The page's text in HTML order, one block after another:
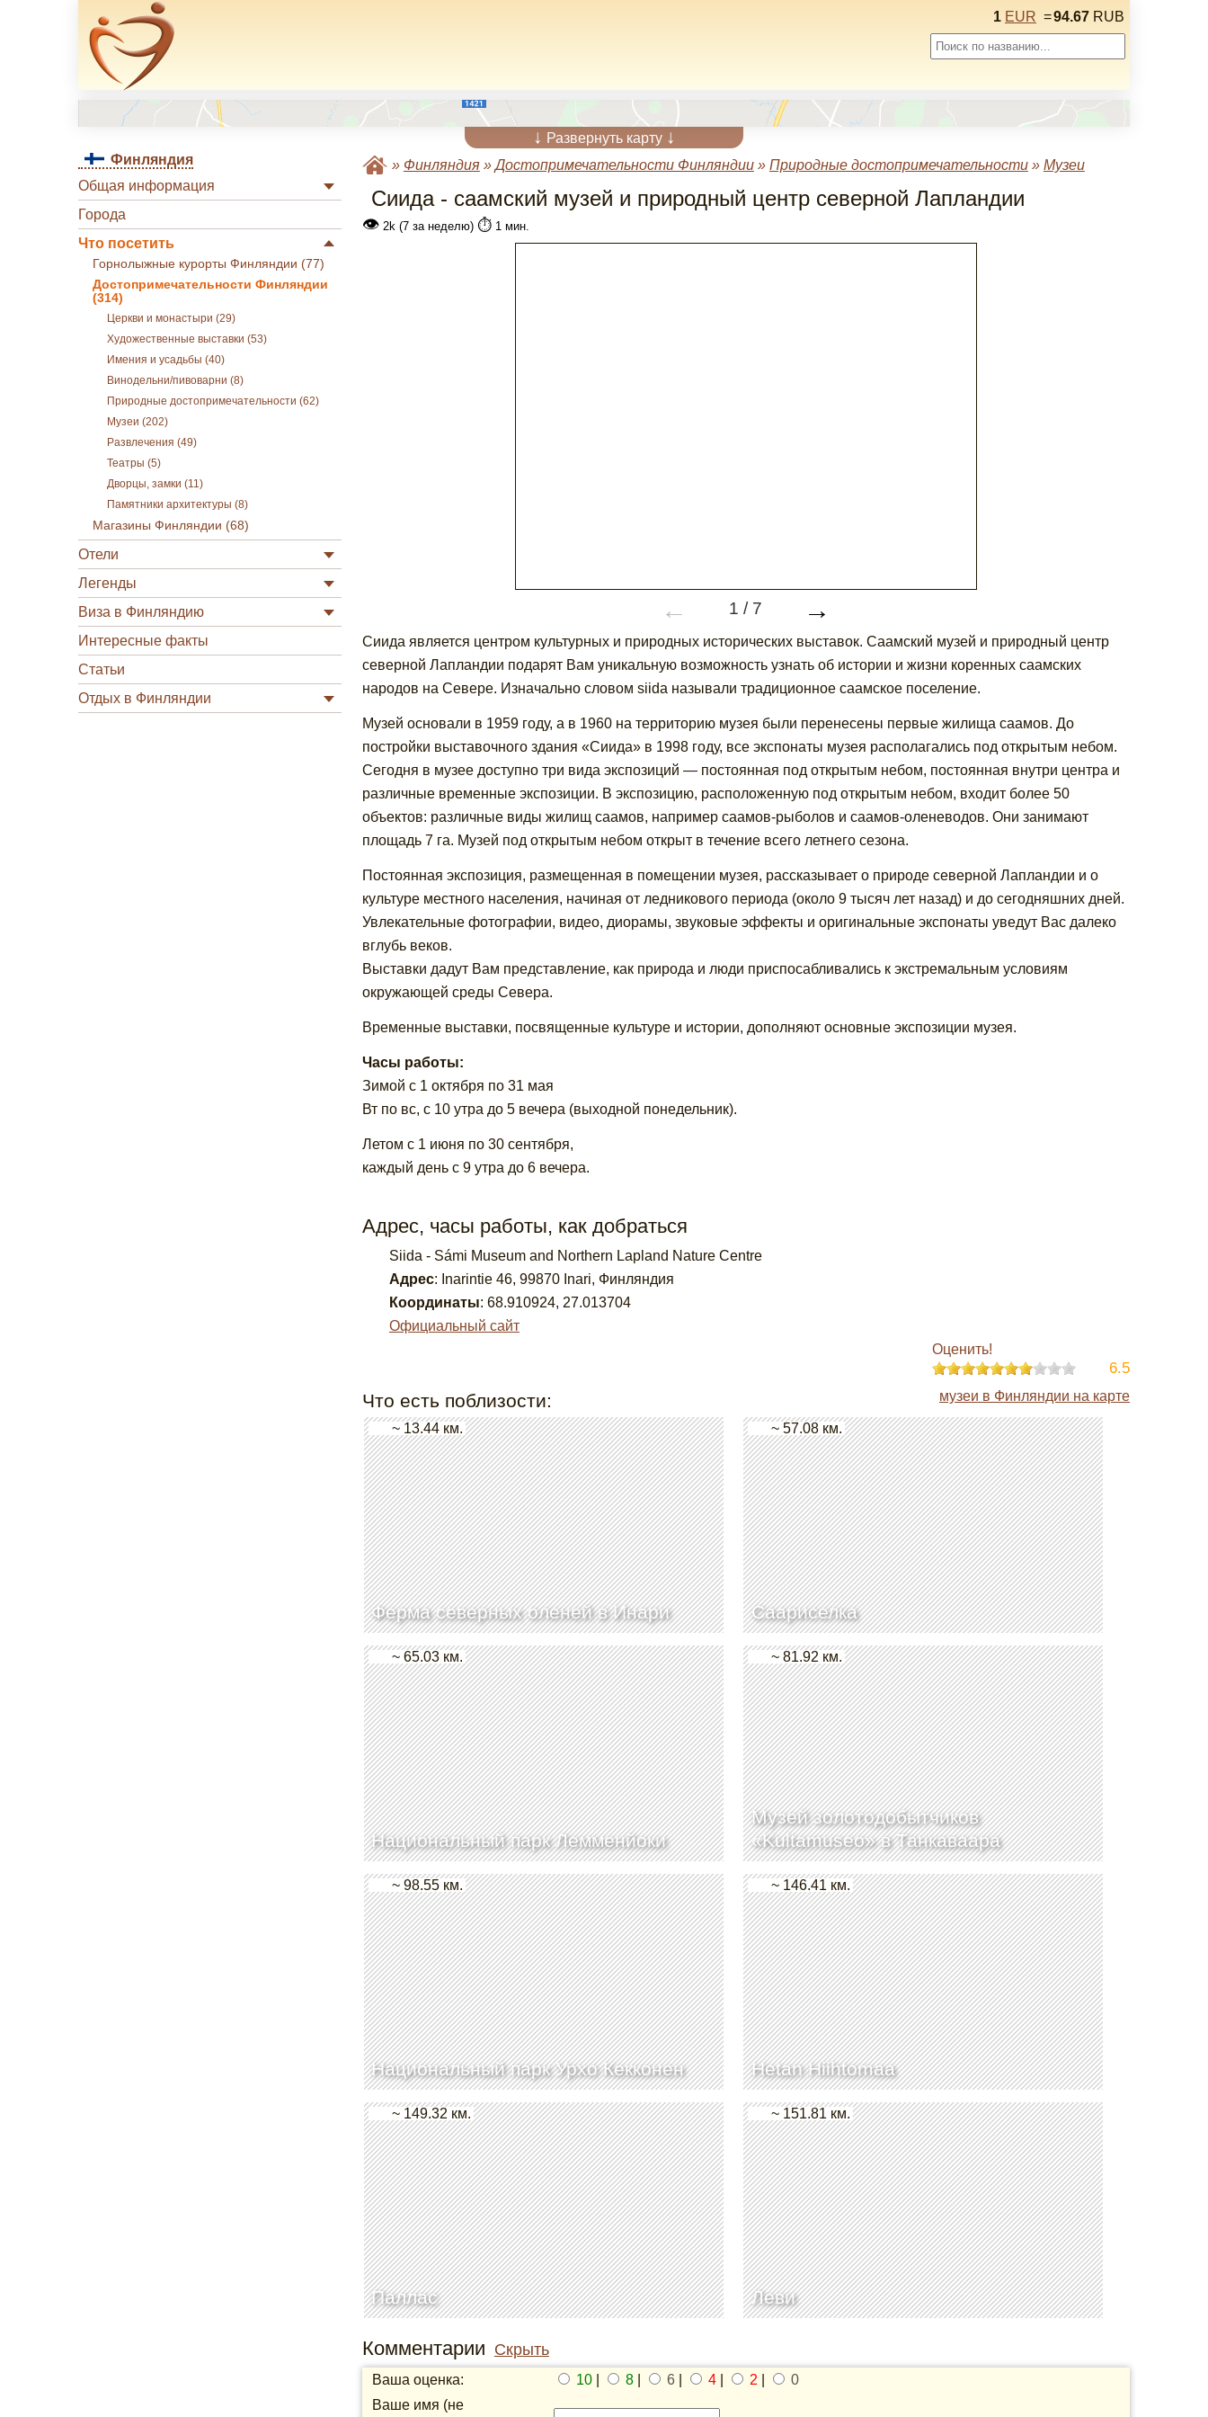
1 EUR =94.67 RUB
↓ Развернуть карту ↓
Финляндия
Общая информация
Города
Что посетить
Горнолыжные курорты Финляндии (77)
Достопримечательности Финляндии
(314)
Церкви и монастыри (29)
Художественные выставки (53)
Имения и усадьбы (40)
Винодельни/пивоварни (8)
Природные достопримечательности (62)
Музеи (202)
Развлечения (49)
Театры (5)
Дворцы, замки (11)
Памятники архитектуры (8)
Магазины Финляндии (68)
Отели
Легенды
Виза в Финляндию
Интересные факты
Статьи
Отдых в Финляндии
» Финляндия»Достопримечательности Финляндии» Природные достопримечательности» Музеи
Сиида - саамский музей и природный центр северной Лапландии
👁2k (7 за неделю) ⏱️1 мин.
← 1 / 7 →
Сиида является центром культурных и природных исторических выставок. Саамский музей и природный центр
северной Лапландии подарят Вам уникальную возможность узнать об истории и жизни коренных саамских
народов на Севере. Изначально словом siida называли традиционное саамское поселение.
Музей основали в 1959 году, а в 1960 на территорию музея были перенесены первые жилища саамов. До
постройки выставочного здания «Сиида» в 1998 году, все экспонаты музея располагались под открытым небом.
Сегодня в музее доступно три вида экспозиций — постоянная под открытым небом, постоянная внутри центра и
различные временные экспозиции. В экспозицию, расположенную под открытым небом, входит более 50
объектов: различные виды жилищ саамов, например саамов-рыболов и саамов-оленеводов. Они занимают
площадь 7 га. Музей под открытым небом открыт в течение всего летнего сезона.
Постоянная экспозиция, размещенная в помещении музея, рассказывает о природе северной Лапландии и о
культуре местного населения, начиная от ледникового периода (около 9 тысяч лет назад) и до сегодняшних дней.
Увлекательные фотографии, видео, диорамы, звуковые эффекты и оригинальные экспонаты уведут Вас далеко
вглубь веков.
Выставки дадут Вам представление, как природа и люди приспосабливались к экстремальным условиям
окружающей среды Севера.
Временные выставки, посвященные культуре и истории, дополняют основные экспозиции музея.
Часы работы:
Зимой с 1 октября по 31 мая
Вт по вс, с 10 утра до 5 вечера (выходной понедельник).
Летом с 1 июня по 30 сентября,
каждый день с 9 утра до 6 вечера.
Адрес, часы работы, как добраться
Siida - Sámi Museum and Northern Lapland Nature Centre
Адрес: Inarintie 46, 99870 Inari, Финляндия
Координаты: 68.910924, 27.013704
Официальный сайт
Оценить!
6.5
Что есть поблизости: музеи в Финляндии на карте
Ферма северных оленей в Инари
~ 13.44 км.
Саариселка
~ 57.08 км.
Национальный парк Лемменйоки
~ 65.03 км.
Музей золотодобытчиков
«Kultamuseo» в Танкаваара
~ 81.92 км.
Национальный парк Урхо Кекконен
~ 98.55 км.
Hetan Hiihtomaa
~ 146.41 км.
Паллас
~ 149.32 км.
Леви
~ 151.81 км.
Комментарии Скрыть
Ваша оценка: 10| 8| 6| 4| 2
0
Ваше имя (не